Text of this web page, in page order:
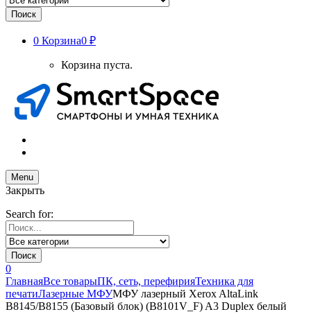
Поиск
0 Корзина0 ₽
Корзина пуста.
Menu
Закрыть
Search for:
Поиск
0
ГлавнаяВсе товарыПК, сеть, перефирияТехника для
печатиЛазерные МФУМФУ лазерный Xerox AltaLink
B8145/B8155 (Базовый блок) (B8101V_F) A3 Duplex белый